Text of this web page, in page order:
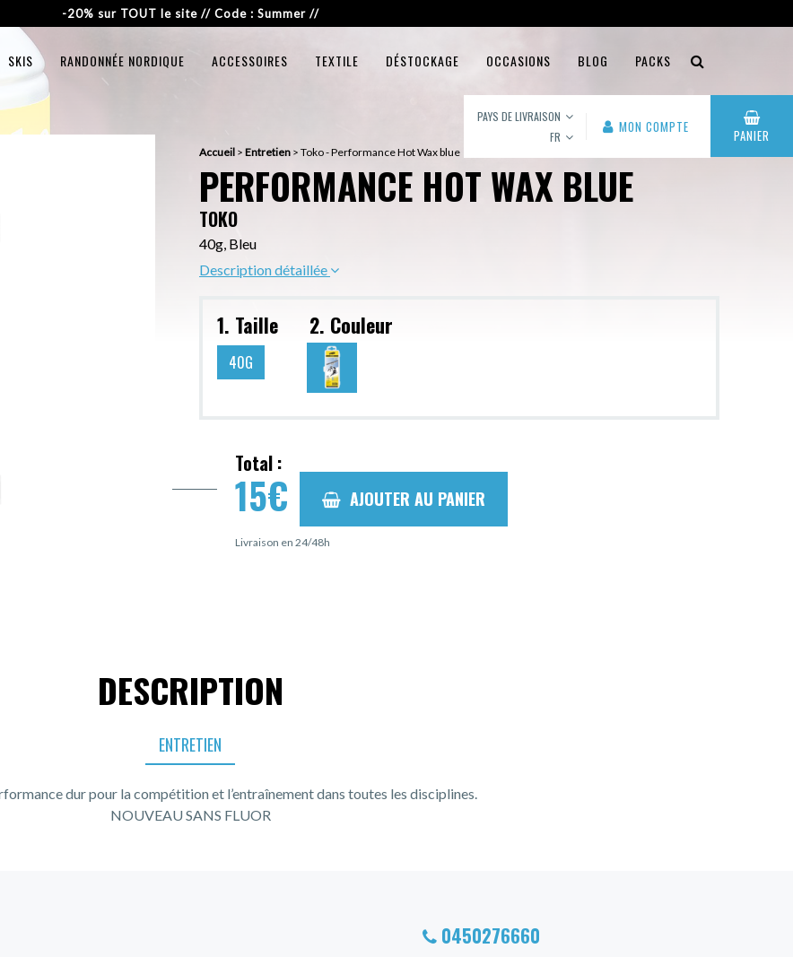
-20% sur TOUT le site // Code : Summer //
SKIS RANDONNÉE NORDIQUE ACCESSOIRES TEXTILE DÉSTOCKAGE OCCASIONS BLOG PACKS
PAYS DE LIVRAISON
FR
MON COMPTE PANIER
Accueil > Entretien > Toko - Performance Hot Wax blue
PERFORMANCE HOT WAX BLUE
TOKO
40g, Bleu
Description détaillée
1. Taille
40G
2. Couleur
Total :
15€ AJOUTER AU PANIER
Livraison en 24/48h
DESCRIPTION
ENTRETIEN
dur pour la compétition et l’entraînement dans toutes les disciplines.
NOUVEAU SANS FLUOR
0450276660